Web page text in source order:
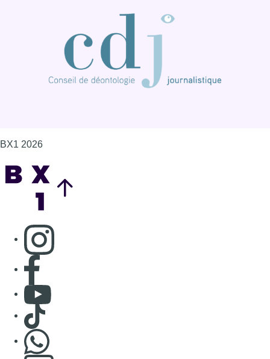
BX1 2026
Consulter page Instagram
Consulter page Facebook
Consulter Youtube
Consulter TikTok